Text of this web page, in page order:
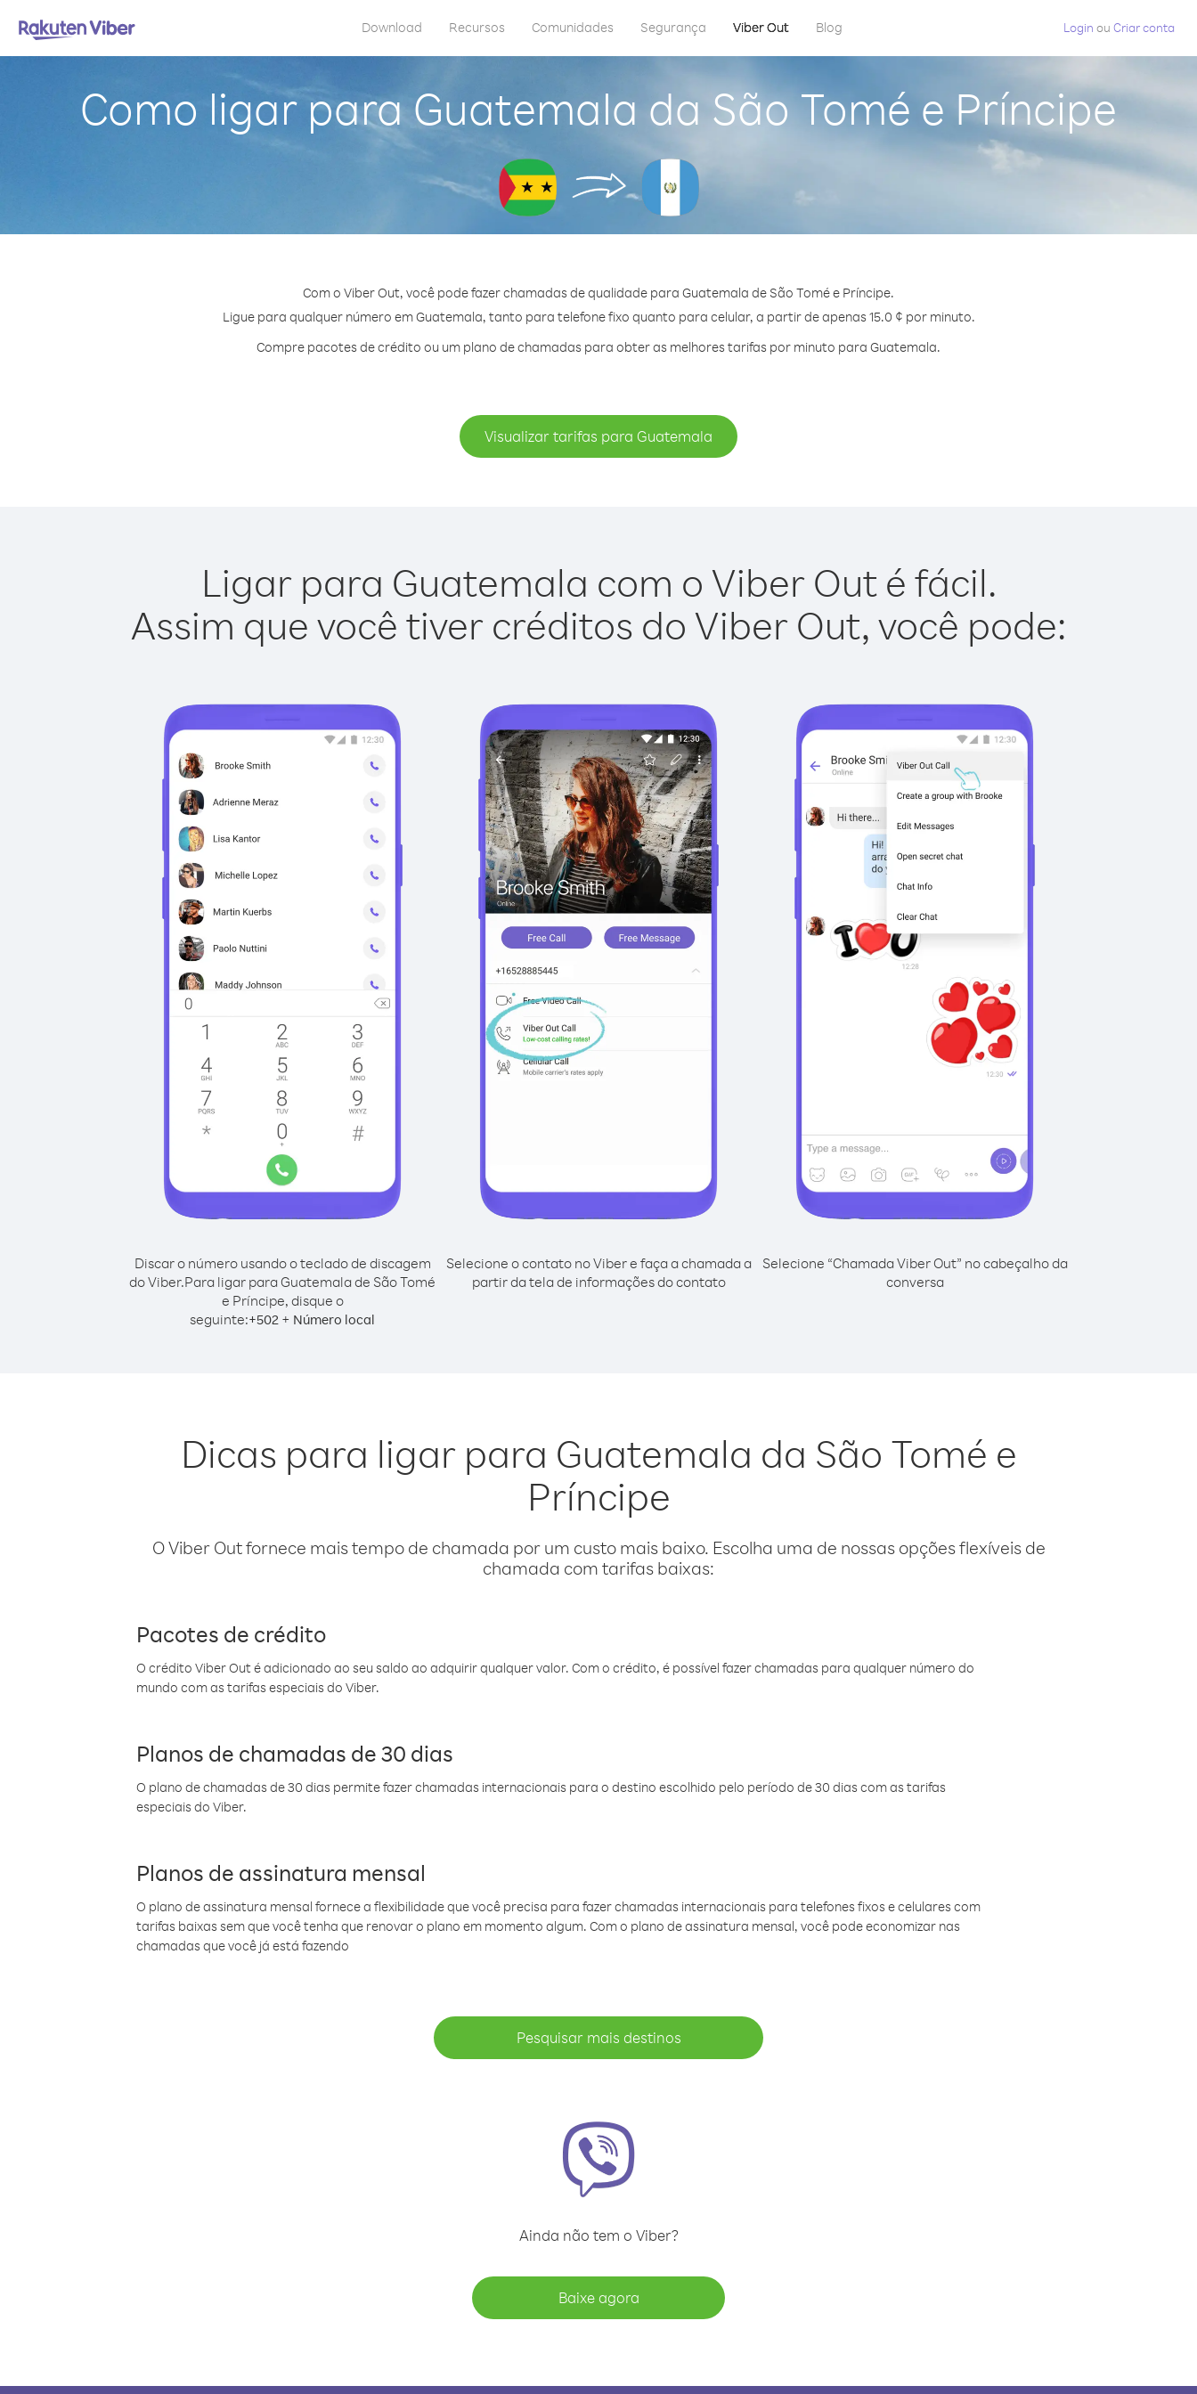
Download Recursos Comunidades Segurança Viber Out Blog Login ou Criar conta
Como ligar para Guatemala da São Tomé e Príncipe
Com o Viber Out, você pode fazer chamadas de qualidade para Guatemala de São Tomé e Príncipe.
Ligue para qualquer número em Guatemala, tanto para telefone fixo quanto para celular, a partir de apenas 15.0 ¢ por minuto.
Compre pacotes de crédito ou um plano de chamadas para obter as melhores tarifas por minuto para Guatemala.
Visualizar tarifas para Guatemala
Ligar para Guatemala com o Viber Out é fácil.
Assim que você tiver créditos do Viber Out, você pode:
Discar o número usando o teclado de discagem
do Viber.Para ligar para Guatemala de São Tomé
e Príncipe, disque o
seguinte:+502 + Número local
Selecione o contato no Viber e faça a chamada a
partir da tela de informações do contato
Selecione “Chamada Viber Out” no cabeçalho da
conversa
Dicas para ligar para Guatemala da São Tomé e
Príncipe
O Viber Out fornece mais tempo de chamada por um custo mais baixo. Escolha uma de nossas opções flexíveis de
chamada com tarifas baixas:
Pacotes de crédito
O crédito Viber Out é adicionado ao seu saldo ao adquirir qualquer valor. Com o crédito, é possível fazer chamadas para qualquer número do
mundo com as tarifas especiais do Viber.
Planos de chamadas de 30 dias
O plano de chamadas de 30 dias permite fazer chamadas internacionais para o destino escolhido pelo período de 30 dias com as tarifas
especiais do Viber.
Planos de assinatura mensal
O plano de assinatura mensal fornece a flexibilidade que você precisa para fazer chamadas internacionais para telefones fixos e celulares com
tarifas baixas sem que você tenha que renovar o plano em momento algum. Com o plano de assinatura mensal, você pode economizar nas
chamadas que você já está fazendo
Pesquisar mais destinos
Ainda não tem o Viber?
Baixe agora